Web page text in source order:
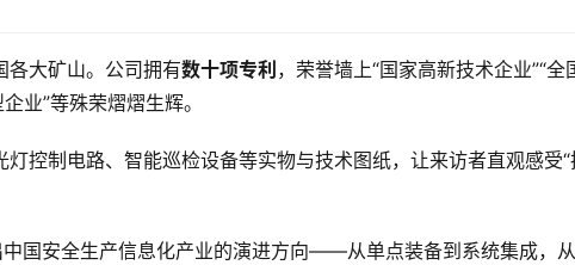
各大矿山。公司拥有数十项专利 ，荣誉墙上“国家高新技术企业”“全
业”等殊荣熠熠生辉。
控制电路、智能巡检设备等实物与技术图纸，让来访者直观感受“
中国安全生产信息化产业的演进方向——从单点装备到系统集成，